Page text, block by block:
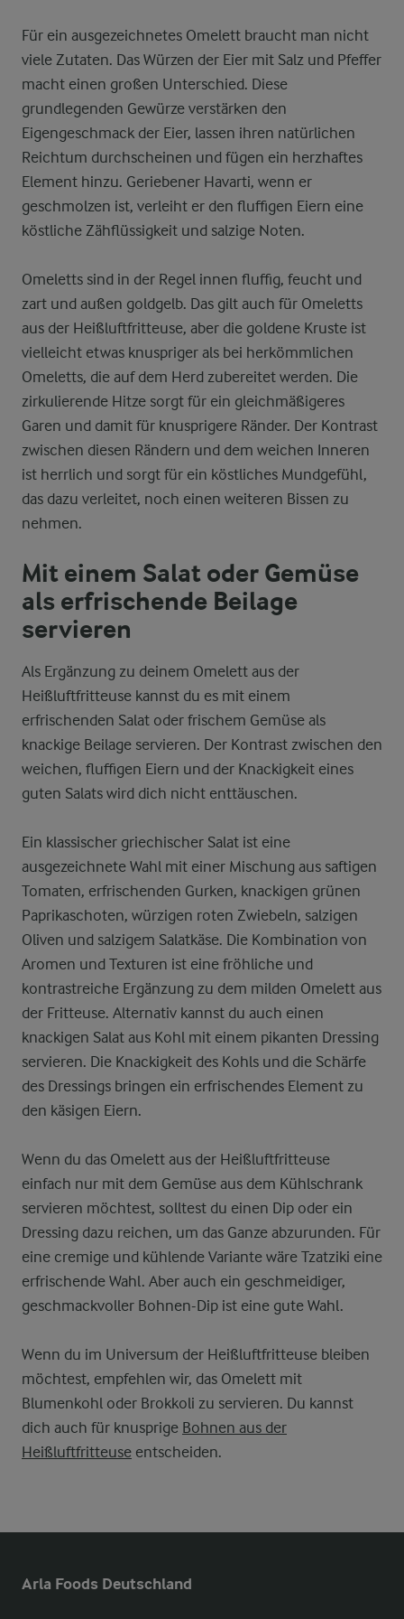
Für ein ausgezeichnetes Omelett braucht man nicht
viele Zutaten. Das Würzen der Eier mit Salz und Pfeffer
macht einen großen Unterschied. Diese
grundlegenden Gewürze verstärken den
Eigengeschmack der Eier, lassen ihren natürlichen
Reichtum durchscheinen und fügen ein herzhaftes
Element hinzu. Geriebener Havarti, wenn er
geschmolzen ist, verleiht er den fluffigen Eiern eine
köstliche Zähflüssigkeit und salzige Noten.
Omeletts sind in der Regel innen fluffig, feucht und
zart und außen goldgelb. Das gilt auch für Omeletts
aus der Heißluftfritteuse, aber die goldene Kruste ist
vielleicht etwas knuspriger als bei herkömmlichen
Omeletts, die auf dem Herd zubereitet werden. Die
zirkulierende Hitze sorgt für ein gleichmäßigeres
Garen und damit für knusprigere Ränder. Der Kontrast
zwischen diesen Rändern und dem weichen Inneren
ist herrlich und sorgt für ein köstliches Mundgefühl,
das dazu verleitet, noch einen weiteren Bissen zu
nehmen.
Mit einem Salat oder Gemüse
als erfrischende Beilage
servieren
Als Ergänzung zu deinem Omelett aus der
Heißluftfritteuse kannst du es mit einem
erfrischenden Salat oder frischem Gemüse als
knackige Beilage servieren. Der Kontrast zwischen den
weichen, fluffigen Eiern und der Knackigkeit eines
guten Salats wird dich nicht enttäuschen.
Ein klassischer griechischer Salat ist eine
ausgezeichnete Wahl mit einer Mischung aus saftigen
Tomaten, erfrischenden Gurken, knackigen grünen
Paprikaschoten, würzigen roten Zwiebeln, salzigen
Oliven und salzigem Salatkäse. Die Kombination von
Aromen und Texturen ist eine fröhliche und
kontrastreiche Ergänzung zu dem milden Omelett aus
der Fritteuse. Alternativ kannst du auch einen
knackigen Salat aus Kohl mit einem pikanten Dressing
servieren. Die Knackigkeit des Kohls und die Schärfe
des Dressings bringen ein erfrischendes Element zu
den käsigen Eiern.
Wenn du das Omelett aus der Heißluftfritteuse
einfach nur mit dem Gemüse aus dem Kühlschrank
servieren möchtest, solltest du einen Dip oder ein
Dressing dazu reichen, um das Ganze abzurunden. Für
eine cremige und kühlende Variante wäre Tzatziki eine
erfrischende Wahl. Aber auch ein geschmeidiger,
geschmackvoller Bohnen-Dip ist eine gute Wahl.
Wenn du im Universum der Heißluftfritteuse bleiben
möchtest, empfehlen wir, das Omelett mit
Blumenkohl oder Brokkoli zu servieren. Du kannst
dich auch für knusprige Bohnen aus der
Heißluftfritteuse entscheiden.
Arla Foods Deutschland